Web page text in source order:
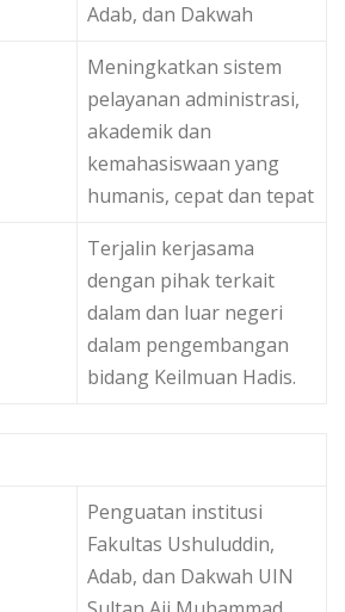
Adab, dan Dakwah
Meningkatkan sistem
pelayanan administrasi,
akademik dan
kemahasiswaan yang
humanis, cepat dan tepat
Terjalin kerjasama
dengan pihak terkait
dalam dan luar negeri
dalam pengembangan
bidang Keilmuan Hadis.
Penguatan institusi
Fakultas Ushuluddin,
Adab, dan Dakwah UIN